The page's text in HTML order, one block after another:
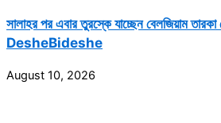
সালাহর পর এবার তুরস্কে যাচ্ছেন বেলজিয়াম
DesheBideshe
August 10, 2026